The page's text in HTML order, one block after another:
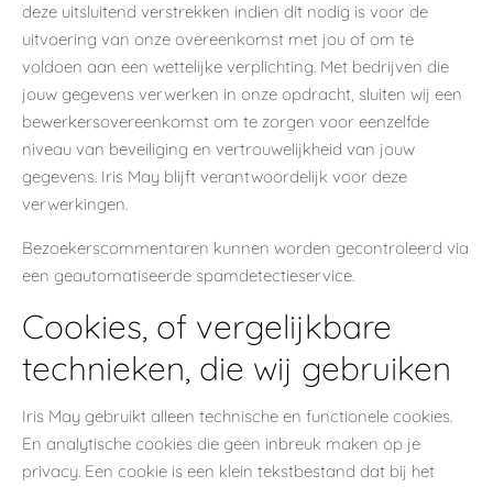
deze uitsluitend verstrekken indien dit nodig is voor de
uitvoering van onze overeenkomst met jou of om te
voldoen aan een wettelijke verplichting. Met bedrijven die
jouw gegevens verwerken in onze opdracht, sluiten wij een
bewerkersovereenkomst om te zorgen voor eenzelfde
niveau van beveiliging en vertrouwelijkheid van jouw
gegevens. Iris May blijft verantwoordelijk voor deze
verwerkingen.
Bezoekerscommentaren kunnen worden gecontroleerd via
een geautomatiseerde spamdetectieservice.
Cookies, of vergelijkbare
technieken, die wij gebruiken
Iris May gebruikt alleen technische en functionele cookies.
En analytische cookies die geen inbreuk maken op je
privacy. Een cookie is een klein tekstbestand dat bij het